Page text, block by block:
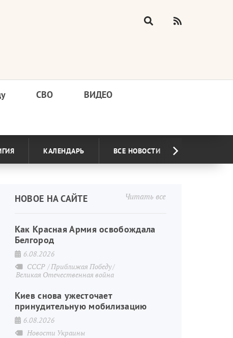
СВО ВИДЕО
КАЛЕНДАРЬ ВСЕ НОВОСТИ
Читать все
НОВОЕ НА САЙТЕ
Как Красная Армия освобождала
Белгород
6.08.2026
СССР Приближая Победу
Великая Отечественная война
Киев снова ужесточает
принудительную мобилизацию
6.08.2026
Новости Украины